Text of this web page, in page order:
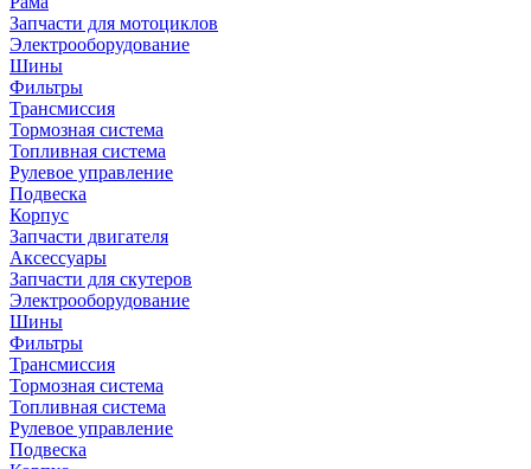
Запчасти для мотоциклов
Электрооборудование
Шины
Фильтры
Трансмиссия
Тормозная система
Топливная система
Рулевое управление
Подвеска
Корпус
Запчасти двигателя
Аксессуары
Запчасти для скутеров
Электрооборудование
Шины
Фильтры
Трансмиссия
Тормозная система
Топливная система
Рулевое управление
Подвеска